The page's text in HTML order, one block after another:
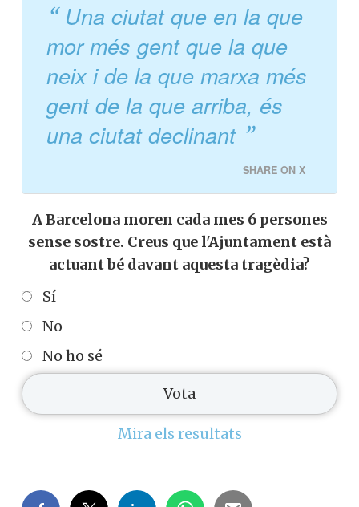
Una ciutat que en la que
mor més gent que la que
neix i de la que marxa més
gent de la que arriba, és
una ciutat declinant
SHARE ON X
A Barcelona moren cada mes 6 persones
sense sostre. Creus que l'Ajuntament està
actuant bé davant aquesta tragèdia?
Sí
No
No ho sé
Mira els resultats